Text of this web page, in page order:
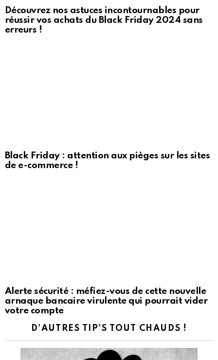
Découvrez nos astuces incontournables pour
réussir vos achats du Black Friday 2024 sans
erreurs !
Black Friday : attention aux pièges sur les sites
de e-commerce !
Alerte sécurité : méfiez-vous de cette nouvelle
arnaque bancaire virulente qui pourrait vider
votre compte
D'AUTRES TIP'S TOUT CHAUDS !